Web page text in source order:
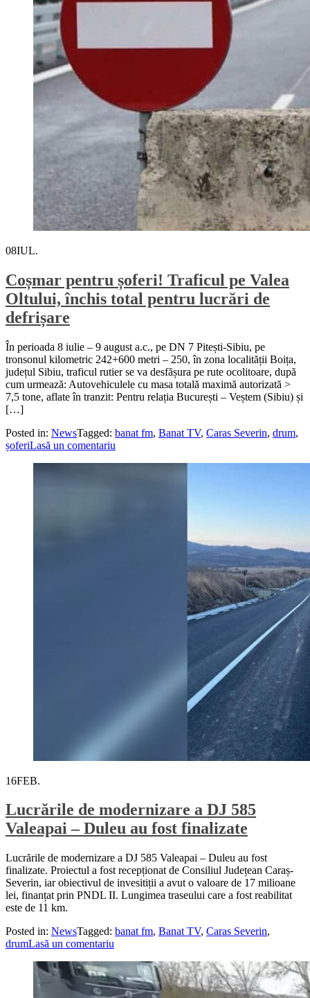
08IUL.
Coșmar pentru șoferi! Traficul pe Valea
Oltului, închis total pentru lucrări de
defrișare
În perioada 8 iulie – 9 august a.c., pe DN 7 Pitești-Sibiu, pe
tronsonul kilometric 242+600 metri – 250, în zona localității Boița,
județul Sibiu, traficul rutier se va desfășura pe rute ocolitoare, după
cum urmează: Autovehiculele cu masa totală maximă autorizată >
7,5 tone, aflate în tranzit: Pentru relația București – Veștem (Sibiu) și
[…]
Posted in: NewsTagged: banat fm, Banat TV, Caras Severin, drum,
șoferiLasă un comentariu
16FEB.
Lucrările de modernizare a DJ 585
Valeapai – Duleu au fost finalizate
Lucrările de modernizare a DJ 585 Valeapai – Duleu au fost
finalizate. Proiectul a fost recepționat de Consiliul Județean Caraș-
Severin, iar obiectivul de invesitiții a avut o valoare de 17 milioane
lei, finanțat prin PNDL II. Lungimea traseului care a fost reabilitat
este de 11 km.
Posted in: NewsTagged: banat fm, Banat TV, Caras Severin,
drumLasă un comentariu